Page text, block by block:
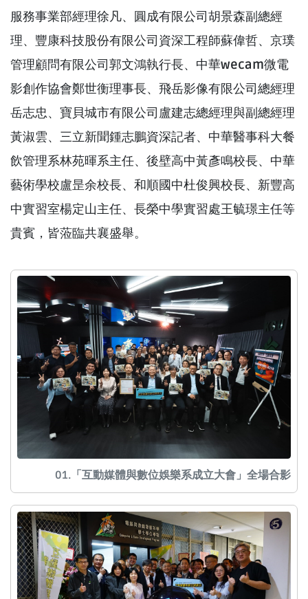
服務事業部經理徐凡、圓成有限公司胡景森副總經
理、豐康科技股份有限公司資深工程師蘇偉哲、京璞
管理顧問有限公司郭文鴻執行長、中華wecam微電
影創作協會鄭世衡理事長、飛岳影像有限公司總經理
岳志忠、寶貝城市有限公司盧建志總經理與副總經理
黃淑雲、三立新聞鍾志鵬資深記者、中華醫事科大餐
飲管理系林苑暉系主任、後壁高中黃彥鳴校長、中華
藝術學校盧昰余校長、和順國中杜俊興校長、新豐高
中實習室楊定山主任、長榮中學實習處王毓璟主任等
貴賓，皆蒞臨共襄盛舉。
01.「互動媒體與數位娛樂系成立大會」全場合影